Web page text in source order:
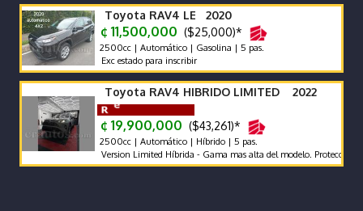
Toyota RAV4 LE 2020
¢ 11,500,000 ($25,000)*
2500cc | Automático | Gasolina | 5 pas.
Exc estado para inscribir
Toyota RAV4 HIBRIDO LIMITED 2022
¢ 19,900,000 ($43,261)*
2500cc | Automático | Híbrido | 5 pas.
Version Limited Híbrida - Gama mas alta del modelo. Proteccion PPF y